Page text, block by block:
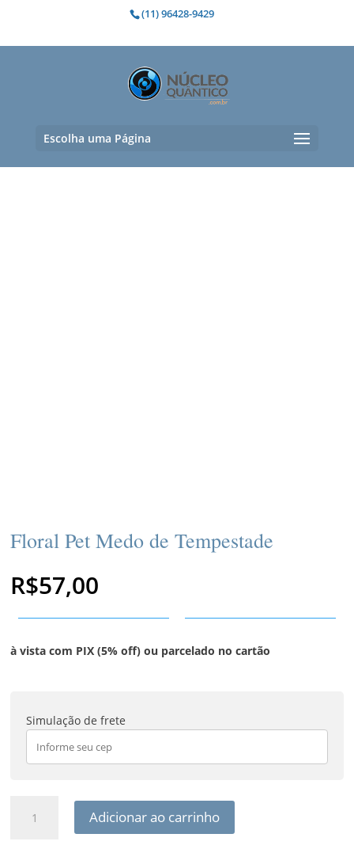
(11) 96428-9429
Escolha uma Página
Floral Pet Medo de Tempestade
R$57,00
à vista com PIX (5% off) ou parcelado no cartão
Simulação de frete
Adicionar ao carrinho